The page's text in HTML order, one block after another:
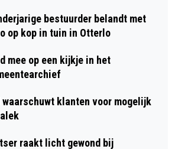
bestuurder belandt met
op kop in tuin in Otterlo
mee op een kijkje in het
waarschuwt klanten voor mogelijk
raakt licht gewond bij